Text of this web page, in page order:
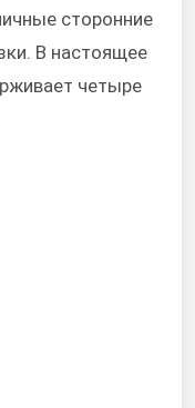
сторонние
В настоящее
четыре